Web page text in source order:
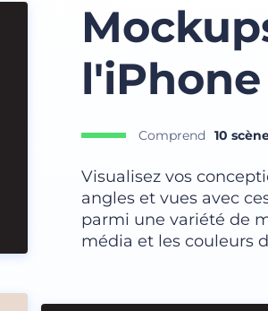
Comprend 10
Visualisez vos
angles et vues avec
parmi une variété de
média et les couleurs